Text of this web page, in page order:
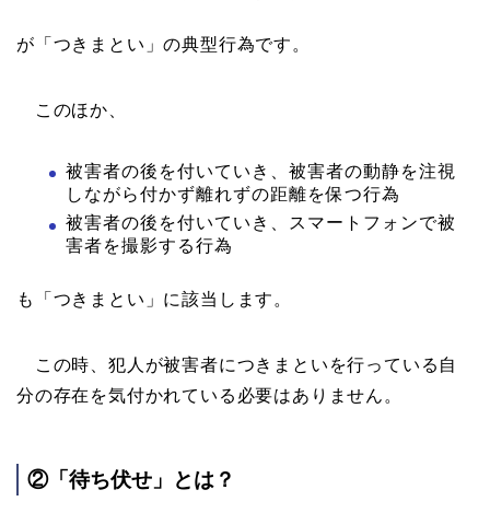
が「つきまとい」の典型行為です。
このほか、
被害者の後を付いていき、被害者の動静を注視
しながら付かず離れずの距離を保つ行為
被害者の後を付いていき、スマートフォンで被
害者を撮影する行為
も「つきまとい」に該当します。
この時、犯人が被害者につきまといを行っている自
分の存在を気付かれている必要はありません。
②「待ち伏せ」とは？